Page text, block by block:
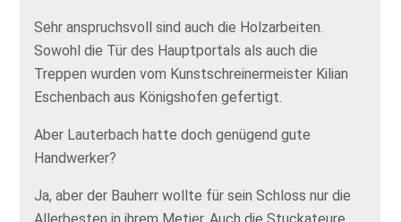
Sehr anspruchsvoll sind auch die Holzarbeiten.
Sowohl die Tür des Hauptportals als auch die
Treppen wurden vom Kunstschreinermeister Kilian
Eschenbach aus Königshofen gefertigt.
Aber Lauterbach hatte doch genügend gute
Handwerker?
Ja, aber der Bauherr wollte für sein Schloss nur die